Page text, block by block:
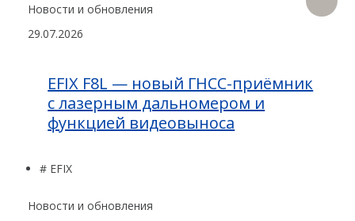
Новости и обновления
29.07.2026
EFIX F8L — новый ГНСС-приёмник
с лазерным дальномером и
функцией видеовыноса
# EFIX
Новости и обновления